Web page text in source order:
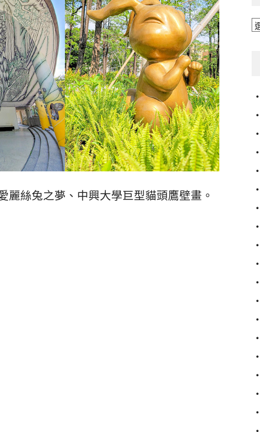
麗絲兔之夢、中興大學巨型貓頭鷹壁畫。
分
．
．
．
．
．
．
．
．
．
．
．